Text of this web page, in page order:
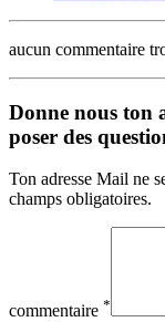
aucun commentaire
Donne nous ton
poser des
Ton adresse Mail ne
champs obligatoires.
commentaire *